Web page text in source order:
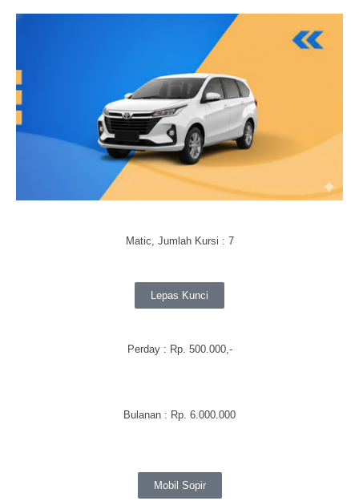
Matic, Jumlah Kursi : 7
Lepas Kunci
Perday: Rp. 500.000,-
Bulanan : Rp. 6.000.000
Mobil Sopir